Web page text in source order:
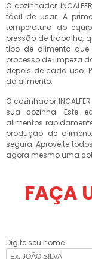
O cozinhador
fácil de usar. A
temperatura do
pressão de trabalho,
tipo de alimento que
processo de limpeza
depois de cada uso.
do alimento.
O cozinhador
sua cozinha. Este
alimentos
produção de
segura. Aproveite
agora mesmo uma
FAÇA
Digite seu nome